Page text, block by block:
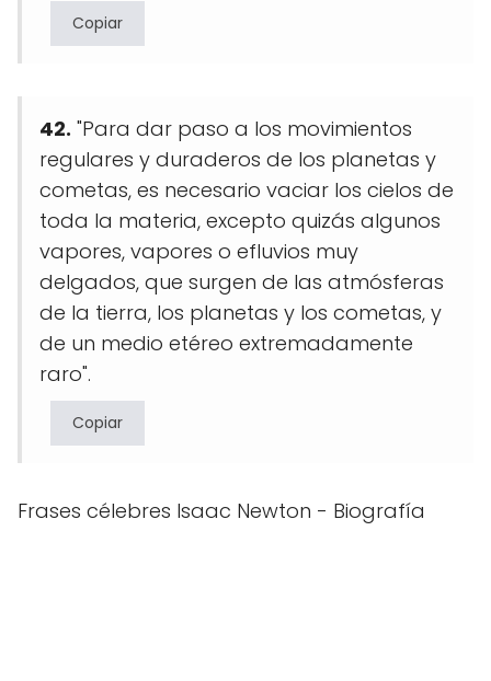
Copiar
42. "Para dar paso a los movimientos
regulares y duraderos de los planetas y
cometas, es necesario vaciar los cielos de
toda la materia, excepto quizás algunos
vapores, vapores o efluvios muy
delgados, que surgen de las atmósferas
de la tierra, los planetas y los cometas, y
de un medio etéreo extremadamente
raro".
Copiar
Frases célebres Isaac Newton - Biografía